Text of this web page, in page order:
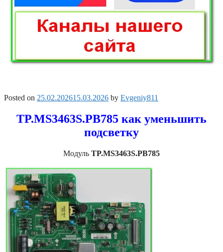
Posted on 25.02.202615.03.2026 by Evgeniy811
TP.MS3463S.PB785 как уменьшить
подсветку
Модуль TP.MS3463S.PB785